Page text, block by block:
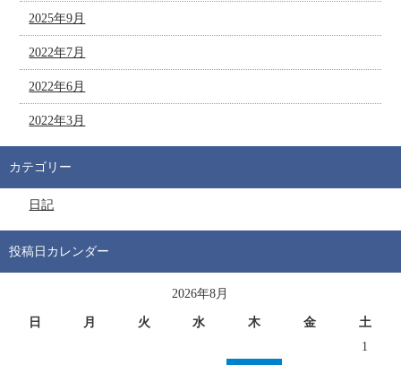
2025年9月
2022年7月
2022年6月
2022年3月
カテゴリー
日記
投稿日カレンダー
2026年8月
日 月 火 水 木 金
土
1